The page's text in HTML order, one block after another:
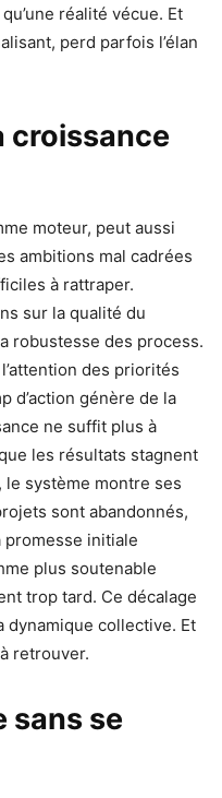
réalité vécue. Et
perd parfois l’élan
croissance
moteur, peut aussi
ambitions mal cadrées
à rattraper.
sur la qualité du
robustesse des process.
des priorités
d’action génère de la
ne suffit plus à
les résultats stagnent
le système montre ses
sont abandonnés,
promesse initiale
plus soutenable
trop tard. Ce décalage
dynamique collective. Et
retrouver.
sans se